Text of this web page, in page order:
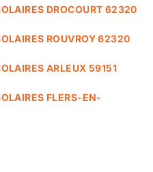
DROCOURT 62320
ROUVROY 62320
ARLEUX 59151
FLERS-EN-